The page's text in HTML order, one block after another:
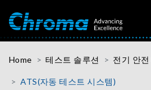
Home 테스트 솔루션 전기 안
ATS(자동 테스트 시스템)